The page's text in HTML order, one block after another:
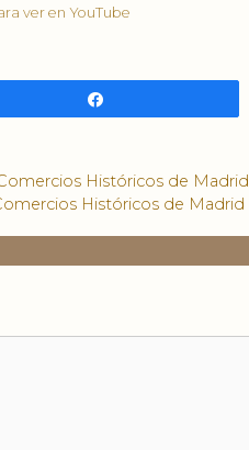
ver en YouTube
Históricos de Madrid
Históricos de Madrid